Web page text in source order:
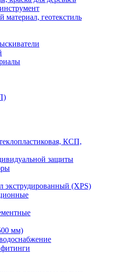
геотекстиль
КСП,
защиты
экструдированный (XPS)
мм)